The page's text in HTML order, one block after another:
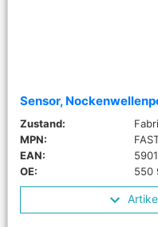
Sensor,
Zustand:
MPN:
EAN:
OE:
550